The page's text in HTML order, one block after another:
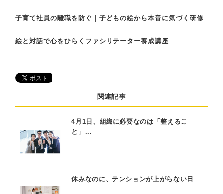
子育て社員の離職を防ぐ｜子どもの絵から本音に気づく研修
絵と対話で心をひらくファシリテーター養成講座
関連記事
4月1日、組織に必要なのは「整えるこ
と」...
休みなのに、テンションが上がらない日